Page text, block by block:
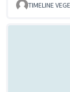
TIMELINE